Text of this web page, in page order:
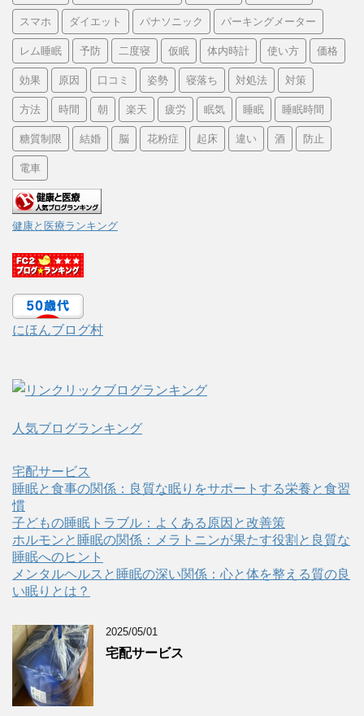
スマホ ダイエット パナソニック パーキングメーター
レム睡眠 予防 二度寝 仮眠 体内時計 使い方 価格
効果 原因 口コミ 姿勢 寝落ち 対処法 対策
方法 時間 朝 楽天 疲労 眠気 睡眠 睡眠時間
糖質制限 結婚 脳 花粉症 起床 違い 酒 防止
電車
健康と医療ランキング
にほんブログ村
人気ブログランキング
宅配サービス
睡眠と食事の関係：良質な眠りをサポートする栄養と食習
慣
子どもの睡眠トラブル：よくある原因と改善策
ホルモンと睡眠の関係：メラトニンが果たす役割と良質な
睡眠へのヒント
メンタルヘルスと睡眠の深い関係：心と体を整える質の良
い眠りとは？
2025/05/01
宅配サービス